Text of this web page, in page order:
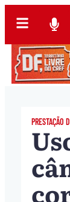
PRESTAÇÃO